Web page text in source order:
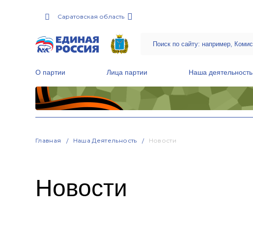
Саратовская область
О партии Лица партии Наша деятельность
Главная Наша Деятельность Новости
Новости